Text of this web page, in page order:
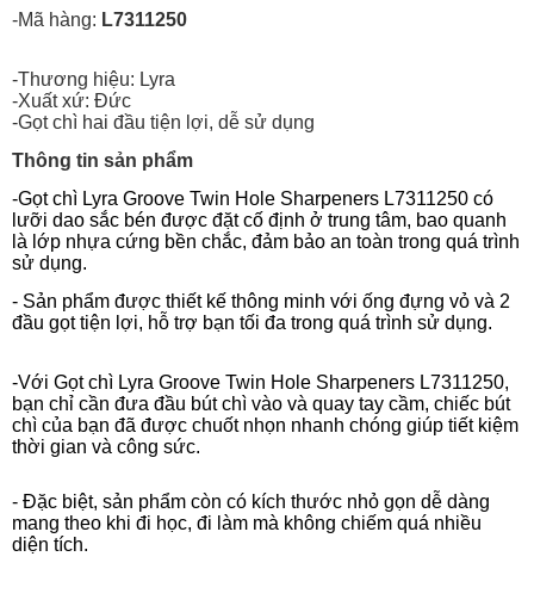
-Mã hàng: L7311250
-Thương hiệu: Lyra
-Xuất xứ: Đức
-Gọt chì hai đầu tiện lợi, dễ sử dụng
Thông tin sản phẩm
-Gọt chì Lyra Groove Twin Hole Sharpeners L7311250 có
lưỡi dao sắc bén được đặt cố định ở trung tâm, bao quanh
là lớp nhựa cứng bền chắc, đảm bảo an toàn trong quá trình
sử dụng.
- Sản phẩm được thiết kế thông minh với ống đựng vỏ và 2
đầu gọt tiện lợi, hỗ trợ bạn tối đa trong quá trình sử dụng.
-Với Gọt chì Lyra Groove Twin Hole Sharpeners L7311250,
bạn chỉ cần đưa đầu bút chì vào và quay tay cầm, chiếc bút
chì của bạn đã được chuốt nhọn nhanh chóng giúp tiết kiệm
thời gian và công sức.
- Đặc biệt, sản phẩm còn có kích thước nhỏ gọn dễ dàng
mang theo khi đi học, đi làm mà không chiếm quá nhiều
diện tích.